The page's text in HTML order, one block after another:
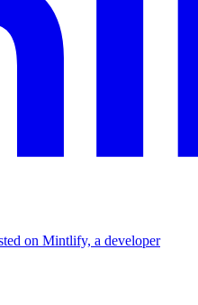
on Mintlify, a developer